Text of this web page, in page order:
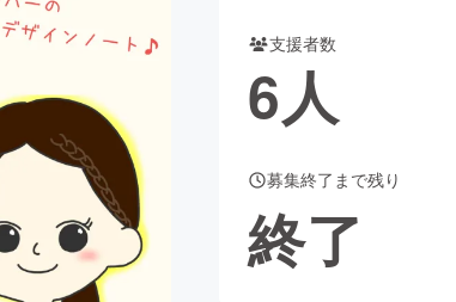
ビューティー・ヘルスケア
Good
CAMPFIRE Creation
と納税machi-yaコミュニティ
支援者数
6人
募集終了まで残り
終了